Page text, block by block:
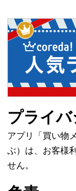
プライ
アプリ「買い物
ぶ）は、お客様
せん。